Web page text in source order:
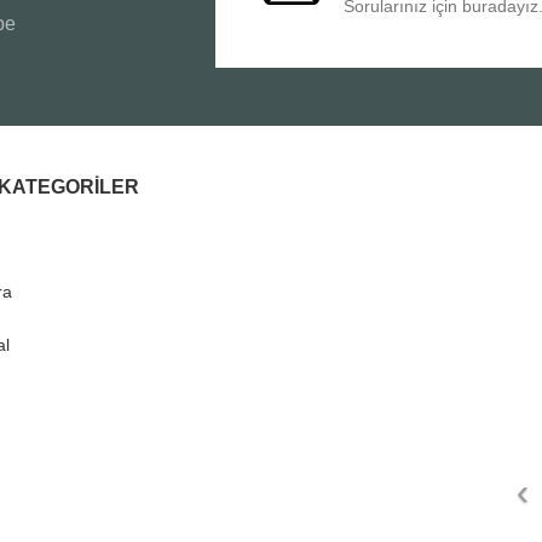
Sorularınız için buradayız.